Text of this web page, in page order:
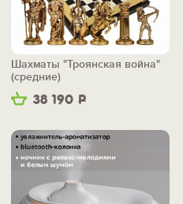
38 190 Р
Шахматы "Троянская война"
(средние)